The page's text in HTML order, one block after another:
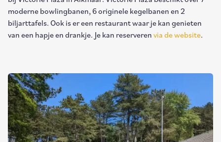
moderne bowlingbanen, 6 originele kegelbanen en 2
biljarttafels. Ook is er een restaurant waar je kan genieten
van een hapje en drankje. Je kan reserveren via de website.